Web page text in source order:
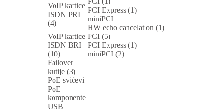
VoIP kartice
ISDN PRI
(4)
PCI Express (1)
miniPCI
HW echo cancelation (1)
VoIP kartice
ISDN BRI
(10)
PCI (5)
PCI Express (1)
miniPCI (2)
Failover
kutije (3)
PoE svičevi
PoE
komponente
USB